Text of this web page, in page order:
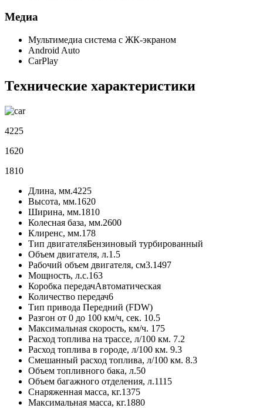
Медиа
Мультимедиа система с ЖК-экраном
Android Auto
CarPlay
Технические характеристики
4225
1620
1810
Длина, мм.4225
Высота, мм.1620
Ширина, мм.1810
Колесная база, мм.2600
Клиренс, мм.178
Тип двигателяБензиновый турбированный
Объем двигателя, л.1.5
Рабочий объем двигателя, см3.1497
Мощность, л.с.163
Коробка передачАвтоматическая
Количество передач6
Тип привода Передний (FDW)
Разгон от 0 до 100 км/ч, сек. 10.5
Максимальная скорость, км/ч. 175
Расход топлива на трассе, л/100 км. 7.2
Расход топлива в городе, л/100 км. 9.3
Смешанный расход топлива, л/100 км. 8.3
Объем топливного бака, л.50
Объем багажного отделения, л.1115
Снаряженная масса, кг.1375
Максимальная масса, кг.1880